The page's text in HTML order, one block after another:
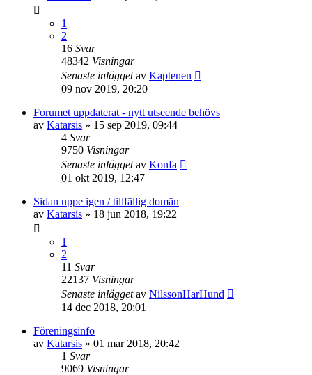
1
2
16 Svar
48342 Visningar
Senaste inläggetav Kaptenen
09 nov 2019, 20:20
Forumet uppdaterat - nytt utseende behövs
av Katarsis » 15 sep 2019, 09:44
4 Svar
9750 Visningar
Senaste inläggetav Konfa
01 okt 2019, 12:47
Sidan uppe igen / tillfällig domän
av Katarsis » 18 jun 2018, 19:22
1
2
11 Svar
22137 Visningar
Senaste inläggetav NilssonHarHund
14 dec 2018, 20:01
Föreningsinfo
av Katarsis » 01 mar 2018, 20:42
1 Svar
9069 Visningar